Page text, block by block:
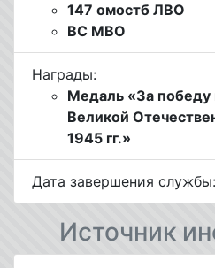
147 омостб ЛВО
ВС МВО
Награды:
Медаль «За победу
Великой
1945 гг.»
Дата завершения службы:
Источник